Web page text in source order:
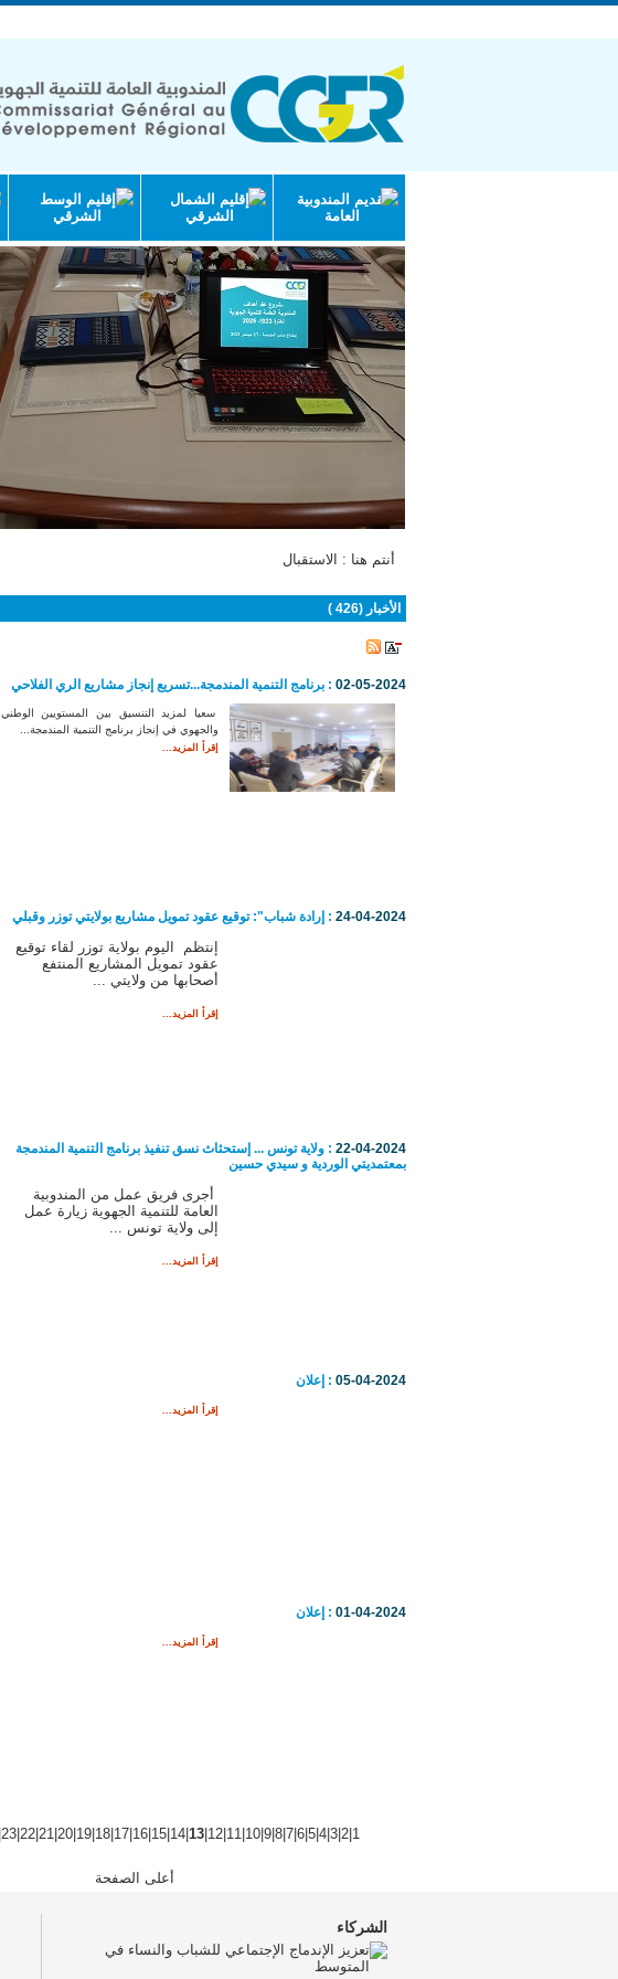
تقديم المندوبية
العامة
إقليم الشمال
الشرقي
إقليم الوسط
الشرقي
أنتم هنا : الاستقبال
الأخبار (426 )
02-05-2024 : برنامج التنمية المندمجة...تسريع إنجاز مشاريع الري الفلاحي
سعيا لمزيد التنسيق بين المستويين الوطني
والجهوي في إنجاز برنامج التنمية المندمجة...
إقرأ المزيد...
24-04-2024 : إرادة شباب": توقيع عقود تمويل مشاريع بولايتي توزر وقبلي
إنتظم اليوم بولاية توزر لقاء توقيع
عقود تمويل المشاريع المنتفع
أصحابها من ولايتي ...
إقرأ المزيد...
22-04-2024 : ولاية تونس ... إستحثاث نسق تنفيذ برنامج التنمية المندمجة
بمعتمديتي الوردية و سيدي حسين
أجرى فريق عمل من المندوبية
العامة للتنمية الجهوية زيارة عمل
إلى ولاية تونس ...
إقرأ المزيد...
05-04-2024 : إعلان
إقرأ المزيد...
01-04-2024 : إعلان
إقرأ المزيد...
1
|
2
|
3
|
4
|
5
|
6
|
7
|
8
|
9
|
10
|
11
|
12
|
13
|
14
|
15
|
16
|
17
|
18
|
19
|
20
|
21
|
22
|
23
أعلى الصفحة
الشركاء